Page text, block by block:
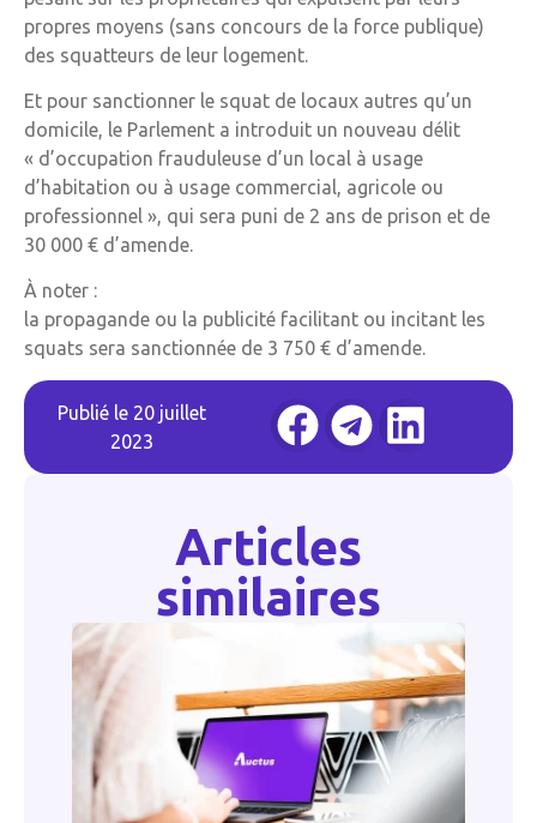
propres moyens (sans concours de la force publique)
des squatteurs de leur logement.
Et pour sanctionner le squat de locaux autres qu’un
domicile, le Parlement a introduit un nouveau délit
« d’occupation frauduleuse d’un local à usage
d’habitation ou à usage commercial, agricole ou
professionnel », qui sera puni de 2 ans de prison et de
30 000 € d’amende.
À noter :
la propagande ou la publicité facilitant ou incitant les
squats sera sanctionnée de 3 750 € d’amende.
Publié le 20 juillet
2023
Articles
similaires